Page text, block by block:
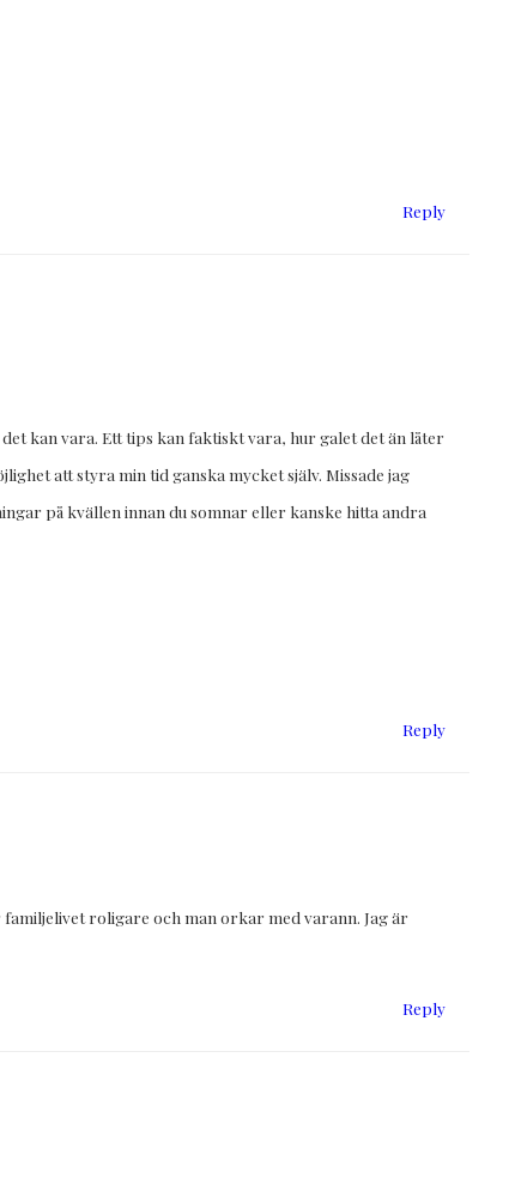
Reply
kan vara. Ett tips kan faktiskt vara, hur galet det än låter
att styra min tid ganska mycket själv. Missade jag
på kvällen innan du somnar eller kanske hitta andra
Reply
roligare och man orkar med varann. Jag är
Reply